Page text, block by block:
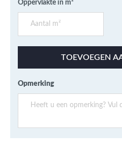
Oppervlakte in m²
TOEVOEGEN
Opmerking